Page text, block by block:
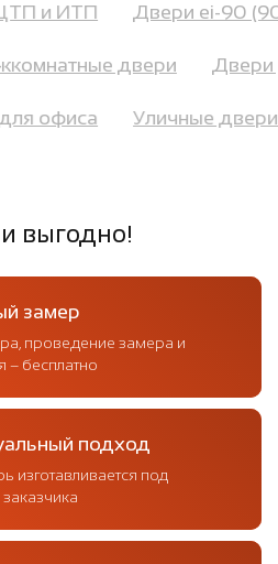
ЦТП и ИТП Двери ei-90
двери Двери
для офиса Уличные
выгодно!
замер
проведение замера и
– бесплатно
подход
изготавливается под